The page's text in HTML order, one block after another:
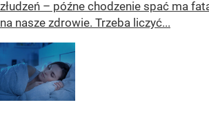
złudzeń – późne chodzenie spać ma
na nasze zdrowie. Trzeba liczyć...